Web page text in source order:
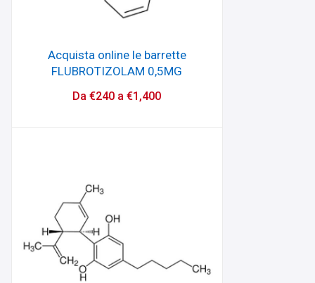
Acquista online le barrette
FLUBROTIZOLAM 0,5MG
Da€240 a€1,400